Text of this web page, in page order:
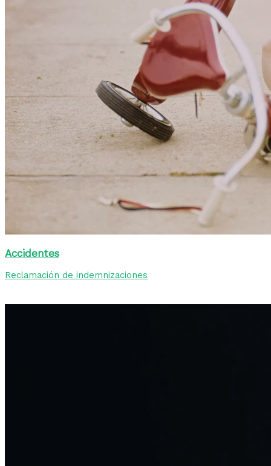
Accidentes
Reclamación de indemnizaciones